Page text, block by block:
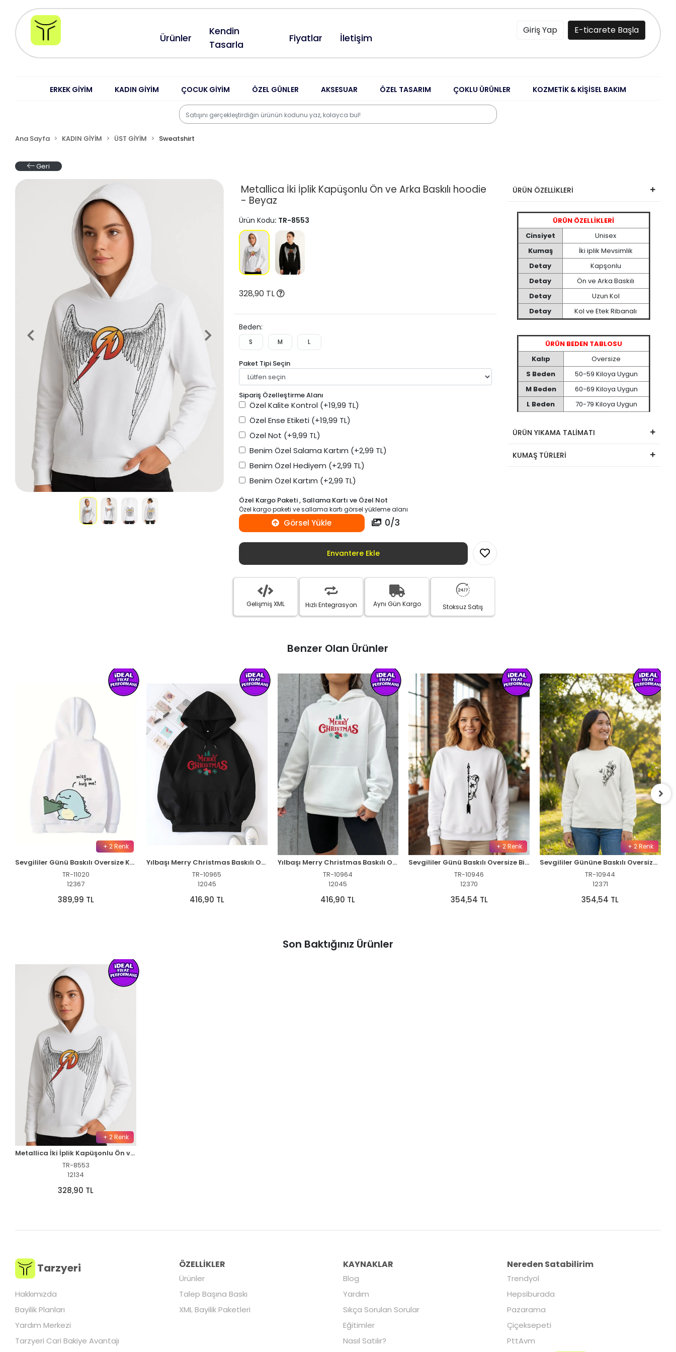
Ürünler
Kendin
Tasarla
Fiyatlar İletişim
Giriş Yap E-ticarete Başla
ERKEK GİYİM KADIN GİYİM ÇOCUK GİYİM ÖZEL GÜNLER AKSESUAR ÖZEL TASARIM ÇOKLU ÜRÜNLER KOZMETİK & KİŞİSEL BAKIM
Ana Sayfa KADIN GİYİM ÜST GİYİM Sweatshirt
Geri
Metallica İki İplik Kapüşonlu Ön ve Arka Baskılı hoodie
- Beyaz
Ürün Kodu: TR-8553
328,90 TL
Beden:
S M L
Paket Tipi Seçin
Sipariş Özelleştirme Alanı
Özel Kalite Kontrol (+19,99 TL)
Özel Ense Etiketi (+19,99 TL)
Özel Not (+9,99 TL)
Benim Özel Salama Kartım (+2,99 TL)
Benim Özel Hediyem (+2,99 TL)
Benim Özel Kartım (+2,99 TL)
Özel Kargo Paketi , Sallama Kartı ve Özel Not
Özel kargo paketi ve sallama kartı görsel yükleme alanı
Görsel Yükle 0/3
Envantere Ekle
Gelişmiş XML Hızlı Entegrasyon Aynı Gün Kargo Stoksuz Satış
ÜRÜN ÖZELLİKLERİ
ÜRÜN ÖZELLİKLERİ
Cinsiyet
Unisex
Kumaş
İki iplik Mevsimlik
Detay
Kapşonlu
Detay
Ön ve Arka Baskılı
Detay
Uzun Kol
Detay
Kol ve Etek Ribanalı
ÜRÜN BEDEN TABLOSU
Kalıp
Oversize
S Beden
50-59 Kiloya Uygun
M Beden
60-69 Kiloya Uygun
L Beden
70-79 Kiloya Uygun
ÜRÜN YIKAMA TALİMATI
KUMAŞ TÜRLERİ
Benzer Olan Ürünler
+ 2 Renk
Sevgililer Günü Baskılı Oversize Kapüşonlu Sweatshirt Hoodie - Beyaz
TR-11020
12367
389,99 TL
Yılbaşı Merry Christmas Baskılı Oversize Kapüşonlu Sweatshirt Hoodie - Siyah
TR-10965
12045
416,90 TL
Yılbaşı Merry Christmas Baskılı Oversize Kapüşonlu Sweatshirt Hoodie - Beyaz
TR-10964
12045
416,90 TL
+ 2 Renk
Sevgililer Günü Baskılı Oversize Bisiklet Yaka Sweatshirt - Beyaz
TR-10946
12370
354,54 TL
+ 2 Renk
Sevgililer Gününe Baskılı Oversize Bisiklet Yaka Sweatshirt - Beyaz
TR-10944
12371
354,54 TL
Son Baktığınız Ürünler
+ 2 Renk
Metallica İki İplik Kapüşonlu Ön ve Arka Baskılı hoodie - Beyaz
TR-8553
12134
328,90 TL
Tarzyeri
Hakkımızda
Bayilik Planları
Yardım Merkezi
Tarzyeri Cari Bakiye Avantajı
ÖZELLİKLER
Ürünler
Talep Başına Baskı
XML Bayilik Paketleri
KAYNAKLAR
Blog
Yardım
Sıkça Sorulan Sorular
Eğitimler
Nasıl Satılır?
Nereden Satabilirim
Trendyol
Hepsiburada
Pazarama
Çiçeksepeti
PttAvm